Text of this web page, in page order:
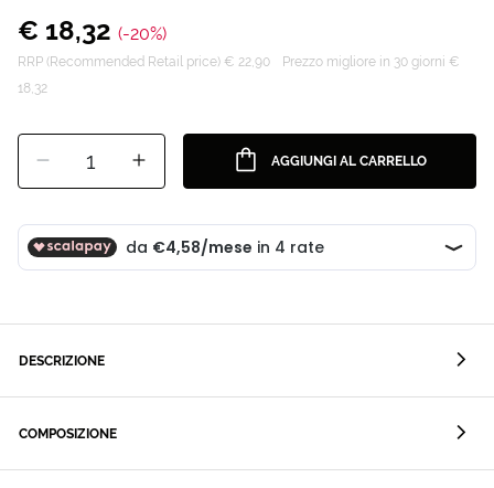
€ 18,32 (-20%)
RRP (Recommended Retail price) € 22,90
Prezzo migliore in 30 giorni €
18,32
1 AGGIUNGI AL CARRELLO
DESCRIZIONE
COMPOSIZIONE